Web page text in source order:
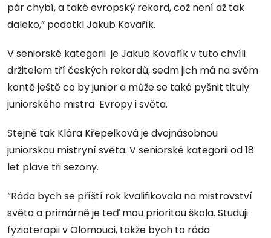
pár chybí, a také evropský rekord, což není až tak
daleko,” podotkl Jakub Kovařík.
V seniorské kategorii je Jakub Kovařík v tuto chvíli
držitelem tří českých rekordů, sedm jich má na svém
kontě ještě co by junior a může se také pyšnit tituly
juniorského mistra Evropy i světa.
Stejně tak Klára Křepelková je dvojnásobnou
juniorskou mistryní světa. V seniorské kategorii od 18
let plave tři sezony.
“Ráda bych se příští rok kvalifikovala na mistrovství
světa a primárně je teď mou prioritou škola. Studuji
fyzioterapii v Olomouci, takže bych to ráda